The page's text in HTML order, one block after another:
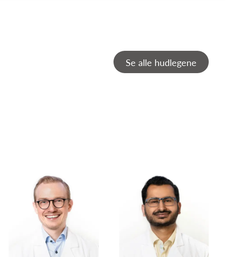
Se alle hudlegene
Christian Vestli Christoffer Aam Ingvaldsen